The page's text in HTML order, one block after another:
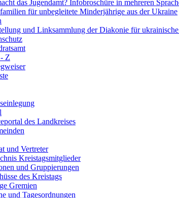
das Jugendamt? Infobroschüre in mehreren
für unbegleitete Minderjährige aus der Ukraine
und Linksammlung der Diakonie für
Z
des Landkreises
und Vertreter
Kreistagsmitglieder
und Gruppierungen
des Kreistags
Gremien
und Tagesordnungen